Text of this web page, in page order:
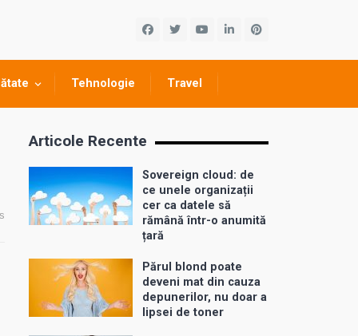
Tehnologie Travel
Articole Recente
Sovereign cloud: de
ce unele organizații
cer ca datele să
rămână într-o anumită
țară
Părul blond poate
deveni mat din cauza
depunerilor, nu doar a
lipsei de toner